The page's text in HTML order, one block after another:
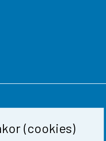
(cookies)